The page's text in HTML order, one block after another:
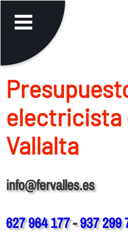
electricista
Vallalta
info@fervalles.es
627 964 177-937 299